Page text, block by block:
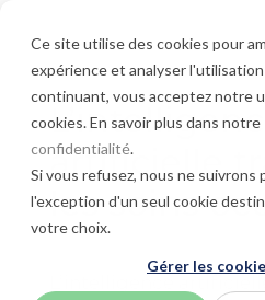
Ce site utilise des cookies pour
expérience et analyser l'utilisation
continuant, vous acceptez notre
cookies. En savoir plus dans notre
confidentialité.
Si vous refusez, nous ne suivrons
l'exception d'un seul cookie
votre choix.
Gérer les
artificielle
les soins
L’intelligence